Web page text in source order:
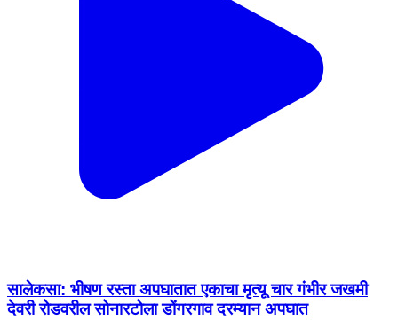
सालेकसा: भीषण रस्ता अपघातात एकाचा मृत्यू चार गंभीर जखमी
देवरी रोडवरील सोनारटोला डोंगरगाव दरम्यान अपघात